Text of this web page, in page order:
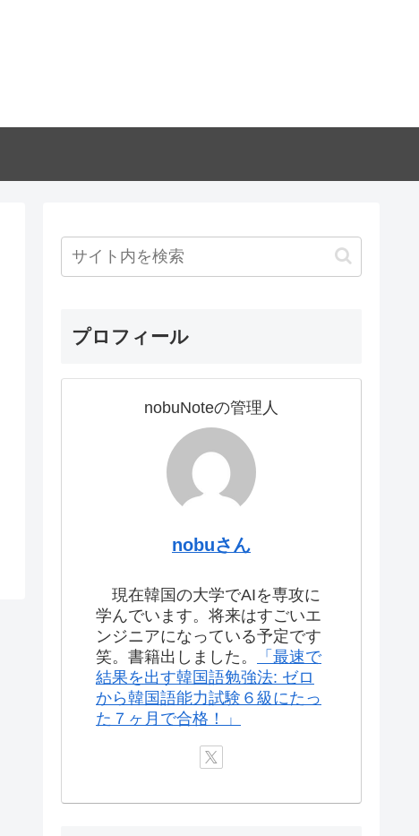
プロフィール
nobuNoteの管理人
nobuさん
現在韓国の大学でAIを専攻に
学んでいます。将来はすごいエ
ンジニアになっている予定です
笑。書籍出しました。
「最速で
結果を出す韓国語勉強法: ゼロ
から韓国語能力試験６級にたっ
た７ヶ月で合格！」